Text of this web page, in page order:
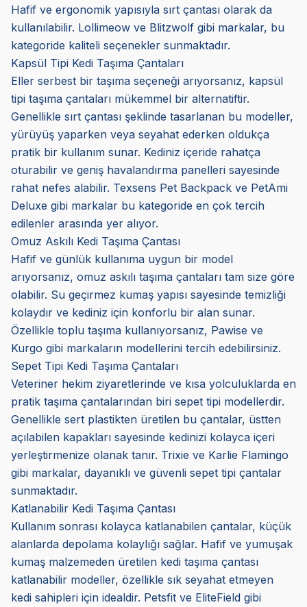
Hafif ve ergonomik yapısıyla sırt çantası olarak da
kullanılabilir. Lollimeow ve Blitzwolf gibi markalar, bu
kategoride kaliteli seçenekler sunmaktadır.
Kapsül Tipi Kedi Taşıma Çantaları
Eller serbest bir taşıma seçeneği arıyorsanız, kapsül
tipi taşıma çantaları mükemmel bir alternatiftir.
Genellikle sırt çantası şeklinde tasarlanan bu modeller,
yürüyüş yaparken veya seyahat ederken oldukça
pratik bir kullanım sunar. Kediniz içeride rahatça
oturabilir ve geniş havalandırma panelleri sayesinde
rahat nefes alabilir. Texsens Pet Backpack ve PetAmi
Deluxe gibi markalar bu kategoride en çok tercih
edilenler arasında yer alıyor.
Omuz Askılı Kedi Taşıma Çantası
Hafif ve günlük kullanıma uygun bir model
arıyorsanız, omuz askılı taşıma çantaları tam size göre
olabilir. Su geçirmez kumaş yapısı sayesinde temizliği
kolaydır ve kediniz için konforlu bir alan sunar.
Özellikle toplu taşıma kullanıyorsanız, Pawise ve
Kurgo gibi markaların modellerini tercih edebilirsiniz.
Sepet Tipi Kedi Taşıma Çantaları
Veteriner hekim ziyaretlerinde ve kısa yolculuklarda en
pratik taşıma çantalarından biri sepet tipi modellerdir.
Genellikle sert plastikten üretilen bu çantalar, üstten
açılabilen kapakları sayesinde kedinizi kolayca içeri
yerleştirmenize olanak tanır. Trixie ve Karlie Flamingo
gibi markalar, dayanıklı ve güvenli sepet tipi çantalar
sunmaktadır.
Katlanabilir Kedi Taşıma Çantası
Kullanım sonrası kolayca katlanabilen çantalar, küçük
alanlarda depolama kolaylığı sağlar. Hafif ve yumuşak
kumaş malzemeden üretilen kedi taşıma çantası
katlanabilir modeller, özellikle sık seyahat etmeyen
kedi sahipleri için idealdir. Petsfit ve EliteField gibi